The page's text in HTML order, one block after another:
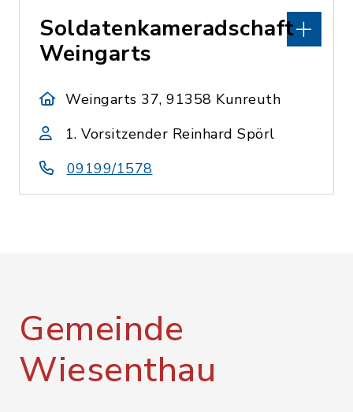
Soldatenkameradschaft
Weingarts
Weingarts 37, 91358 Kunreuth
1. Vorsitzender Reinhard Spörl
09199/1578
Gemeinde
Wiesenthau